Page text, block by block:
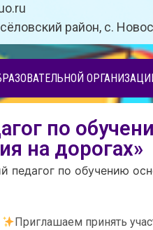
район, с.
по
на дорогах»
педагог по обучению
Приглашаем принять